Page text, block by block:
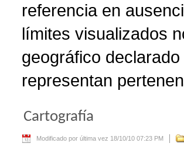
referencia en
límites visualizados
geográfico
representan
Cartografía
Modificado por última vez 18/10/10 07:23 PM